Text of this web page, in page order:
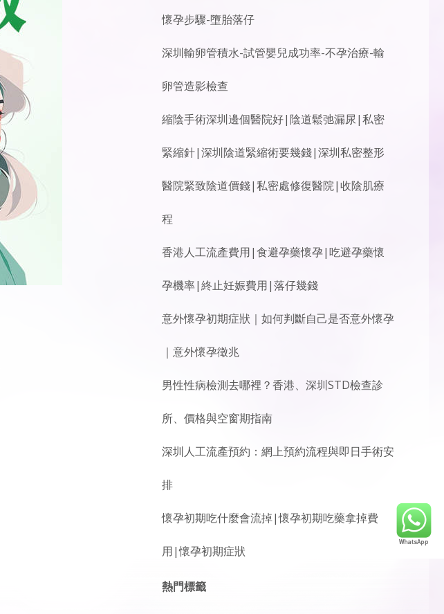
懷孕步驟-墮胎落仔
深圳輸卵管積水-試管嬰兒成功率-不孕治療-輸
卵管造影檢查
縮陰手術深圳邊個醫院好|陰道鬆弛漏尿|私密
緊縮針|深圳陰道緊縮術要幾錢|深圳私密整形
醫院緊致陰道價錢|私密處修復醫院|收陰肌療
程
香港人工流產費用|食避孕藥懷孕|吃避孕藥懷
孕機率|終止妊娠費用|落仔幾錢
意外懷孕初期症狀｜如何判斷自己是否意外懷孕
｜意外懷孕徵兆
男性性病檢測去哪裡？香港、深圳STD檢查診
所、價格與空窗期指南
深圳人工流產預約：網上預約流程與即日手術安
排
懷孕初期吃什麼會流掉|懷孕初期吃藥拿掉費
用|懷孕初期症狀
熱門標籤